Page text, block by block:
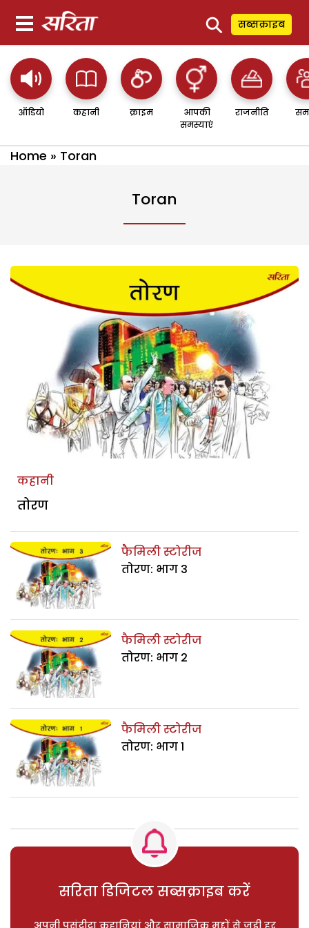
⚲ सब्सक्राइब
ऑडियो कहानी क्राइम
आपकी
समस्याएं
राजनीति
Home » Toran
Toran
कहानी
तोरण
फैमिली स्टोरीज
तोरण: भाग 3
फैमिली स्टोरीज
तोरण: भाग 2
फैमिली स्टोरीज
तोरण: भाग 1
सरिता डिजिटल सब्सक्राइब करें